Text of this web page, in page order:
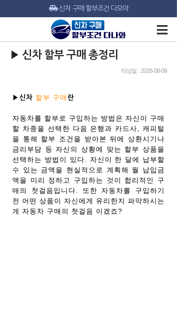
신차 구매 할부조건 다모아
▶ 신차 할부 구매 총정리
작성일 : 2026-08-06
▶신차 할부 구매 란
자동차를 할부로 구입하는 방법은 자신이 구매
할 차종을 선택한 다음 은행과 카드사, 캐피털
을 통해 할부 조건을 받아본 뒤에 상환시기나
금리부담 등 자신의 상황에 맞는 할부 상품을
선택하는 방법이 있다. 자신이 한 달에 납부할
수 있는 금액을 현실적으로 계획해 월 납입금
액을 미리 정하고 구입하는 것이 합리적인 구
매의 첫걸음입니다. 또한 자동차를 구입하기
전 어떤 상품이 자신에게 유리한지 파악하시는
게 자동차 구매의 첫걸음 이겠죠?